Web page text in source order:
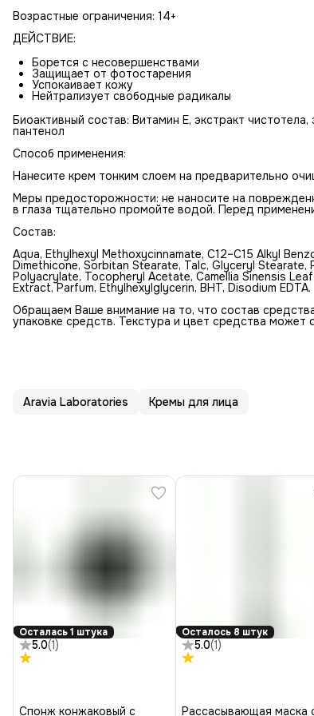
Возрастные ограничения: 14+
ДЕЙСТВИЕ:
Борется с несовершенствами
Защищает от фотостарения
Успокаивает кожу
Нейтрализует свободные радикалы
Биоактивный состав: Витамин Е, экстракт
пантенол
Способ применения:
Нанесите крем тонким слоем на предварительно
Меры предосторожности: не наносите на
в глаза тщательно промойте водой. Перед
Состав:
Aqua, Ethylhexyl Methoxycinnamate, C12–C15 Alkyl
Dimethicone, Sorbitan Stearate, Talc, Glyceryl
Polyacrylate, Tocopheryl Acetate, Camellia Sinensis
Extract, Parfum, Ethylhexylglycerin, BHT, Disodium EDTA.
Обращаем Ваше внимание на то, что состав
упаковке средств. Текстура и цвет средства может
Aravia Laboratories Кремы для лица
Осталась 1 штука
5.0(1)
Спонж конжаковый с
Осталось 8 штук
5.0(1)
Рассасывающая маска